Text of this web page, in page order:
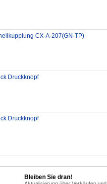
CX-A-207(GN-TP)
Druckknopf
Druckknopf
Bleiben Sie dran!